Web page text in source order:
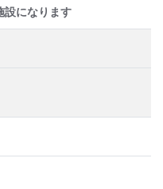
設になります